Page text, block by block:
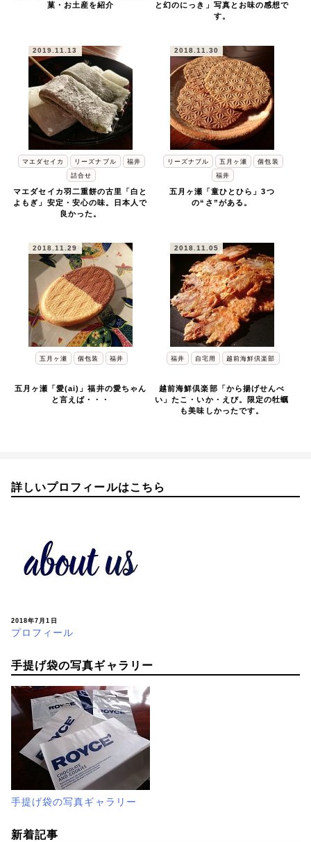
菓・お土産を紹介
と幻のにっき」写真とお味の感想で
す。
2019.11.13
マエダセイカ リーズナブル
福井
詰合せ
マエダセイカ羽二重餅の古里「白と
よもぎ」安定・安心の味。日本人で
良かった。
2018.11.30
リーズナブル 五月ヶ瀬
個包装
福井
五月ヶ瀬「童ひとひら」3つ
の“さ”がある。
2018.11.29
五月ヶ瀬 個包装 福井
五月ヶ瀬「愛(ai)」福井の愛ちゃん
と言えば・・・
2018.11.05
福井 自宅用 越前海鮮倶楽部
越前海鮮倶楽部「から揚げせんべ
い」たこ・いか・えび。限定の牡蠣
も美味しかったです。
詳しいプロフィールはこちら
2018年7月1日
プロフィール
手提げ袋の写真ギャラリー
手提げ袋の写真ギャラリー
新着記事